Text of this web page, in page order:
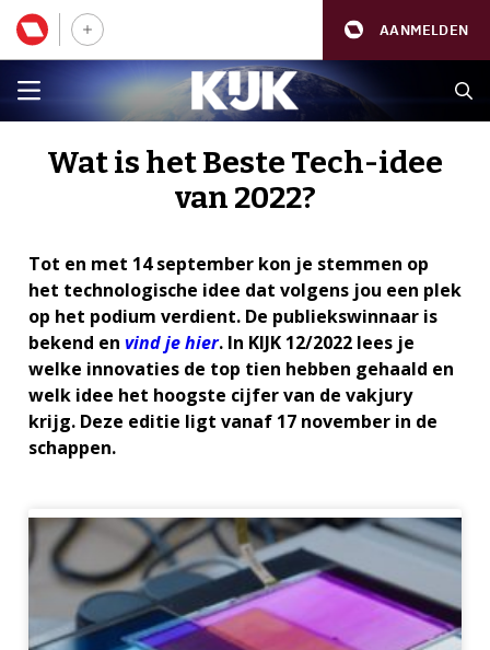
AANMELDEN
Wat is het Beste Tech-idee
van 2022?
Tot en met 14 september kon je stemmen op
het technologische idee dat volgens jou een plek
op het podium verdient. De publiekswinnaar is
bekend en vind je hier. In KIJK 12/2022 lees je
welke innovaties de top tien hebben gehaald en
welk idee het hoogste cijfer van de vakjury
krijg. Deze editie ligt vanaf 17 november in de
schappen.